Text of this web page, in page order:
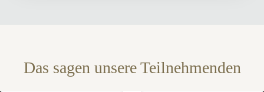
Das sagen unsere Teilnehmenden